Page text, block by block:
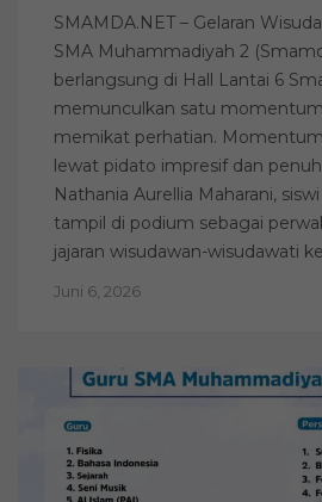
SMAMDA.NET – Gelaran
SMA Muhammadiyah 2
berlangsung di Hall Lantai 6
memunculkan satu
memikat perhatian.
lewat pidato impresif dan
Nathania Aurellia Maharani,
tampil di podium sebagai
jajaran wisudawan-wisudawati
Juni 6, 2026